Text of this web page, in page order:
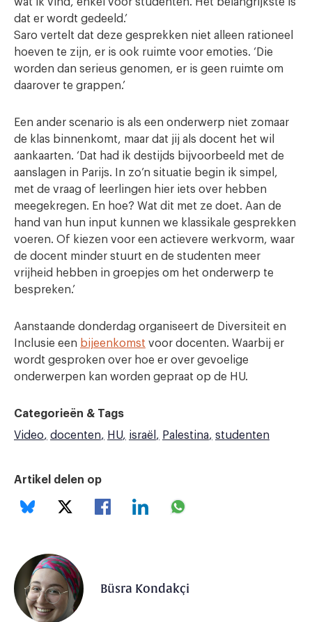
wat ik vind, enkel voor studenten. Het belangrijkste is
dat er wordt gedeeld.’
Saro vertelt dat deze gesprekken niet alleen rationeel
hoeven te zijn, er is ook ruimte voor emoties. ‘Die
worden dan serieus genomen, er is geen ruimte om
daarover te grappen.’
Een ander scenario is als een onderwerp niet zomaar
de klas binnenkomt, maar dat jij als docent het wil
aankaarten. ‘Dat had ik destijds bijvoorbeeld met de
aanslagen in Parijs. In zo’n situatie begin ik simpel,
met de vraag of leerlingen hier iets over hebben
meegekregen. En hoe? Wat dit met ze doet. Aan de
hand van hun input kunnen we klassikale gesprekken
voeren. Of kiezen voor een actievere werkvorm, waar
de docent minder stuurt en de studenten meer
vrijheid hebben in groepjes om het onderwerp te
bespreken.’
Aanstaande donderdag organiseert de Diversiteit en
Inclusie een bijeenkomst voor docenten. Waarbij er
wordt gesproken over hoe er over gevoelige
onderwerpen kan worden gepraat op de HU.
Categorieën & Tags
Video
docenten HU israël Palestina studenten
Artikel delen op
Büsra Kondakçi